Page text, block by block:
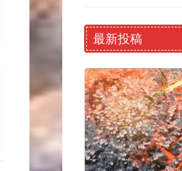
最新投稿